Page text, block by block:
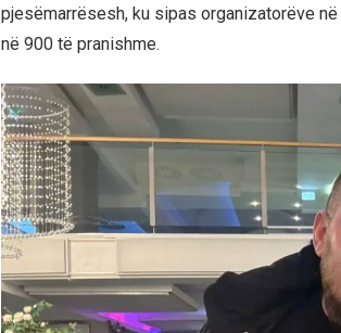
pjesëmarrësesh, ku sipas organizatorëve
në 900 të pranishme.